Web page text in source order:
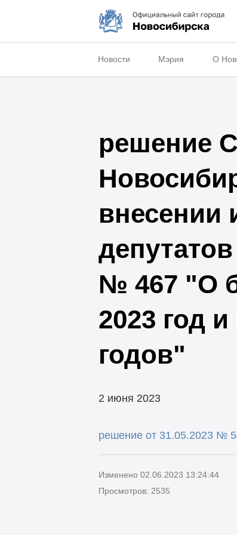
Новости Мэрия О
решение
внесении
№ 467 "О
2023 год
годов"
2 июня 2023
решение от 31.05.2023 №
Изменено 02.06.2023 13:24:44
Просмотров: 2535